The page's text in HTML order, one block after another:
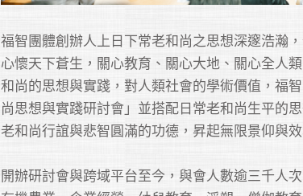
福智團體創辦人上日下常老和尚之思想深邃浩瀚
心懷天下蒼生，關心教育、關心大地、關心全人
和尚的思想與實踐，對人類社會的學術價值，福
尚思想與實踐研討會」並搭配日常老和尚生平的
老和尚行誼與悲智圓滿的功德，昇起無限景仰與
開辦研討會與跨域平台至今，與會人數逾三千人